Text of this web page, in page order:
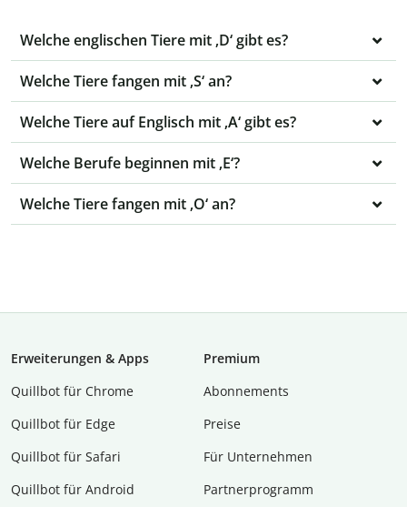
Welche englischen Tiere mit ‚D‘ gibt es?
Welche Tiere fangen mit ‚S‘ an?
Welche Tiere auf Englisch mit ‚A‘ gibt es?
Welche Berufe beginnen mit ‚E‘?
Welche Tiere fangen mit ‚O‘ an?
Erweiterungen & Apps
Quillbot für Chrome
Quillbot für Edge
Quillbot für Safari
Quillbot für Android
Premium
Abon­ne­ments
Preise
Für Unternehmen
Partnerprogramm